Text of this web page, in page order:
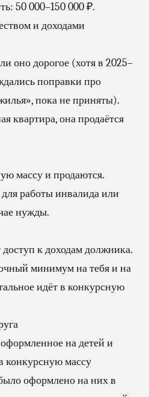
50 000–150 000 ₽.
и доходами
оно дорогое (хотя в 2025–
поправки про
пока не приняты).
квартира, она продаётся
массу и продаются.
работы инвалида или
нужды.
к доходам должника.
минимум на тебя и на
идёт в конкурсную
на детей и
конкурсную массу
оформлено на них в